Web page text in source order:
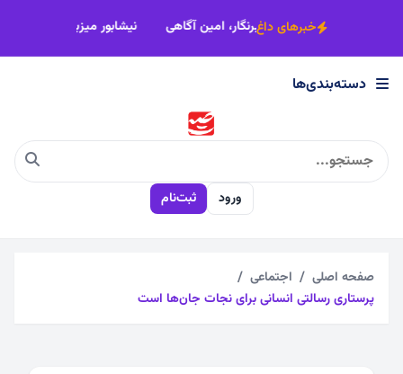
×
دسته‌بندی‌ها
اجتماعی
چندرسانه
خبرهای داغ
خبر، امانت حقیقت است؛ خبرنگار، امین آگاهی
دسته‌بندی‌ها
ورود ثبت‌نام
صفحه اصلی
اجتماعی
پرستاری رسالتی انسانی برای نجات جان‌ها است